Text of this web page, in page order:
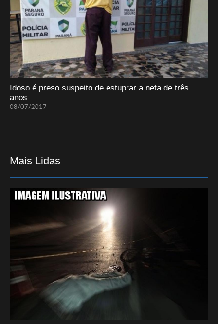
Idoso é preso suspeito de estuprar a neta de três
anos
08/07/2017
Mais Lidas